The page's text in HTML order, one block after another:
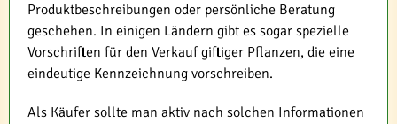
Produktbeschreibungen oder persönliche Beratung
geschehen. In einigen Ländern gibt es sogar spezielle
Vorschriften für den Verkauf giftiger Pflanzen, die eine
eindeutige Kennzeichnung vorschreiben.
Als Käufer sollte man aktiv nach solchen Informationen